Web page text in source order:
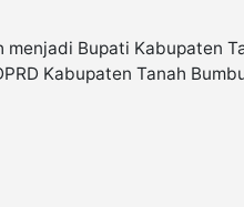
Bupati Kabupaten
Kabupaten Tanah